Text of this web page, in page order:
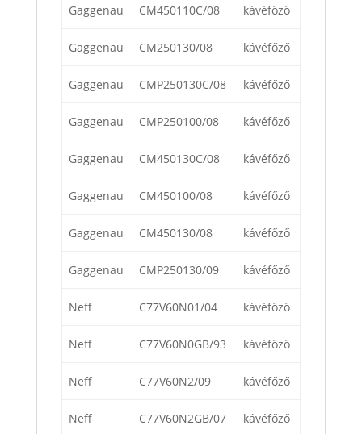
Gaggenau CM450110C/08 kávéfőző
Gaggenau CM250130/08 kávéfőző
Gaggenau CMP250130C/08 kávéfőző
Gaggenau CMP250100/08 kávéfőző
Gaggenau CM450130C/08 kávéfőző
Gaggenau CM450100/08 kávéfőző
Gaggenau CM450130/08 kávéfőző
Gaggenau CMP250130/09 kávéfőző
Neff C77V60N01/04 kávéfőző
Neff C77V60N0GB/93 kávéfőző
Neff C77V60N2/09 kávéfőző
Neff C77V60N2GB/07 kávéfőző